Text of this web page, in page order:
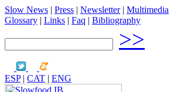
Slow News | Press | Newsletter| Multimedia
Glossary | Links | Faq | Bibliography
>>
ESP| CAT | ENG